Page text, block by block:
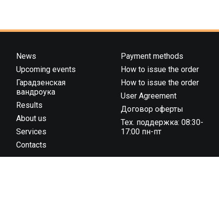
News
Upcoming events
Гарадзенская
вандроука
Results
About us
Services
Contacts
Payment methods
How to issue the order
How to issue the order
User Agreement
Договор оферты
Тех. поддержка: 08:30-
17:00 пн-пт